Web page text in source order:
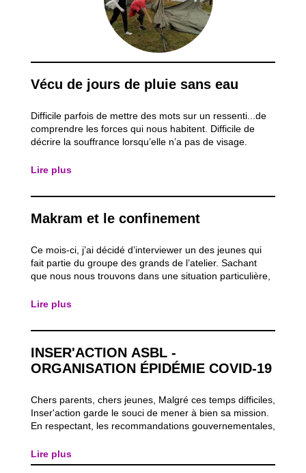
Vécu de jours de pluie sans eau
Difficile parfois de mettre des mots sur un ressenti...de
comprendre les forces qui nous habitent. Difficile de
décrire la souffrance lorsqu’elle n’a pas de visage.
nous n’avons vécu qu’à moitié et dans quelques
Lire plus
Makram et le confinement
Ce mois-ci, j’ai décidé d’interviewer un des jeunes qui
fait partie du groupe des grands de l’atelier. Sachant
que nous nous trouvons dans une situation particulière,
certains de nos jeunes en période de confinement.
Lire plus
INSER'ACTION ASBL -
ORGANISATION ÉPIDÉMIE COVID-19
Chers parents, chers jeunes, Malgré ces temps difficiles,
Inser'action garde le souci de mener à bien sa mission.
En respectant, les recommandations gouvernementales,
dire en respectant la distanciation sociale. Nous
travaillerons...
Lire plus